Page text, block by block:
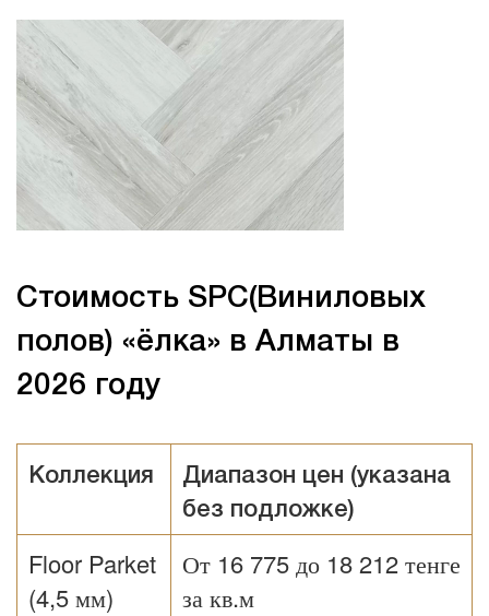
Стоимость SPC(Виниловых
полов) «ёлка» в Алматы в
2026 году
Коллекция
Диапазон цен (указана
без подложке)
Floor Parket
(4,5 мм)
От 16 775 до 18 212 тенге
за кв.м